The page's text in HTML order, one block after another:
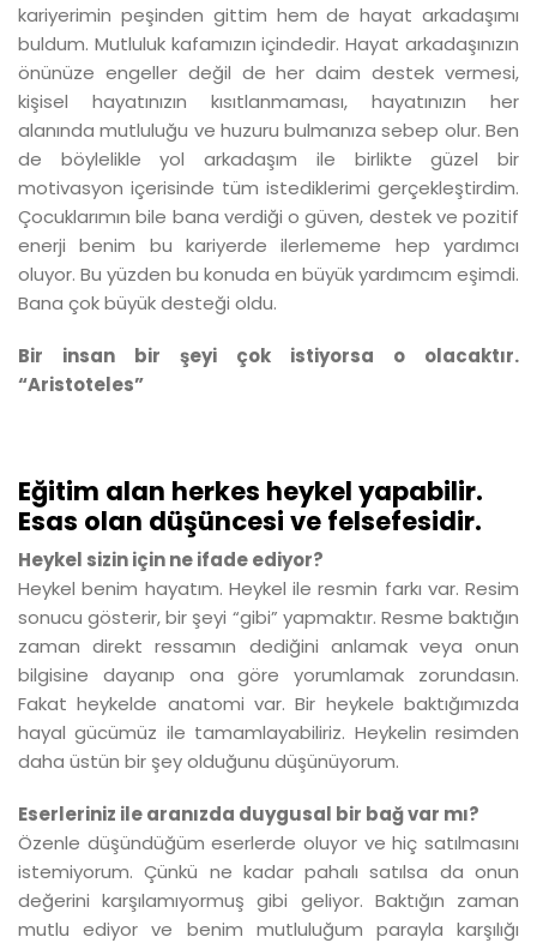
kariyerimin peşinden gittim hem de hayat arkadaşımı
buldum. Mutluluk kafamızın içindedir. Hayat arkadaşınızın
önünüze engeller değil de her daim destek vermesi,
kişisel hayatınızın kısıtlanmaması, hayatınızın her
alanında mutluluğu ve huzuru bulmanıza sebep olur. Ben
de böylelikle yol arkadaşım ile birlikte güzel bir
motivasyon içerisinde tüm istediklerimi gerçekleştirdim.
Çocuklarımın bile bana verdiği o güven, destek ve pozitif
enerji benim bu kariyerde ilerlememe hep yardımcı
oluyor. Bu yüzden bu konuda en büyük yardımcım eşimdi.
Bana çok büyük desteği oldu.
Bir insan bir şeyi çok istiyorsa o olacaktır.
“Aristoteles”
Eğitim alan herkes heykel yapabilir.
Esas olan düşüncesi ve felsefesidir.
Heykel sizin için ne ifade ediyor?
Heykel benim hayatım. Heykel ile resmin farkı var. Resim
sonucu gösterir, bir şeyi “gibi” yapmaktır. Resme baktığın
zaman direkt ressamın dediğini anlamak veya onun
bilgisine dayanıp ona göre yorumlamak zorundasın.
Fakat heykelde anatomi var. Bir heykele baktığımızda
hayal gücümüz ile tamamlayabiliriz. Heykelin resimden
daha üstün bir şey olduğunu düşünüyorum.
Eserleriniz ile aranızda duygusal bir bağ var mı?
Özenle düşündüğüm eserlerde oluyor ve hiç satılmasını
istemiyorum. Çünkü ne kadar pahalı satılsa da onun
değerini karşılamıyormuş gibi geliyor. Baktığın zaman
mutlu ediyor ve benim mutluluğum parayla karşılığı